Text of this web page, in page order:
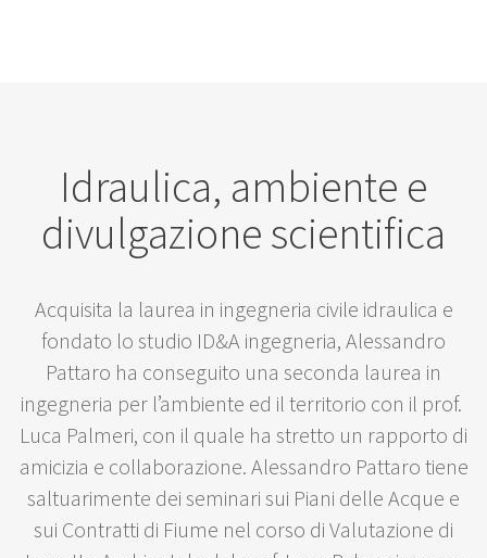
Idraulica, ambiente e
divulgazione scientifica
Acquisita la laurea in ingegneria civile idraulica e
fondato lo studio ID&A ingegneria, Alessandro
Pattaro ha conseguito una seconda laurea in
ingegneria per l’ambiente ed il territorio con il prof.
Luca Palmeri, con il quale ha stretto un rapporto di
amicizia e collaborazione. Alessandro Pattaro tiene
saltuarimente dei seminari sui Piani delle Acque e
sui Contratti di Fiume nel corso di Valutazione di